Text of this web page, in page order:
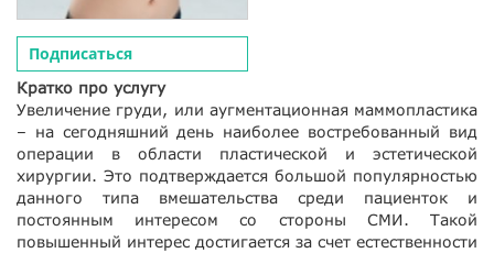
Подписаться
Кратко про услугу
Увеличение груди, или аугментационная маммопластика
– на сегодняшний день наиболее востребованный вид
операции в области пластической и эстетической
хирургии. Это подтверждается большой популярностью
данного типа вмешательства среди пациенток и
постоянным интересом со стороны СМИ. Такой
повышенный интерес достигается за счет естественности